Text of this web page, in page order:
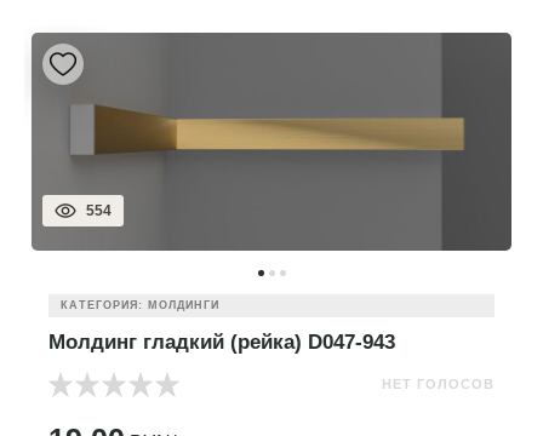
554
КАТЕГОРИЯ: МОЛДИНГИ
Молдинг гладкий (рейка) D047-943
НЕТ ГОЛОСОВ